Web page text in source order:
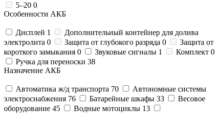
5–20 0
Особенности АКБ
Дисплей 1
Дополнительный контейнер для долива
электролита 0 Защита от глубокого разряда 0
Защита от
короткого замыкания 0 Звуковые сигналы 1 Комплект 0
Ручка для переноски 38
Назначение АКБ
Автоматика ж/д транспорта 70
Автономные системы
электроснабжения 76 Батарейные шкафы 33
Весовое
оборудование 45 Водные мотоциклы 13